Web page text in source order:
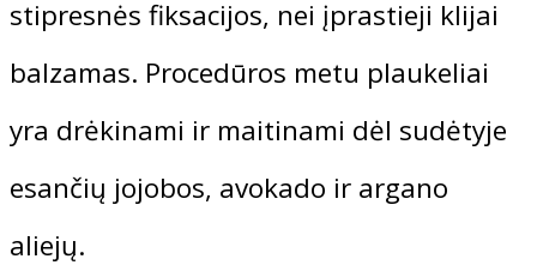
Blakstienų ir antakių laminavimo kursai
Blakstienų laminavimo kursai (10
Depiliacijos mokymai
ITALWAX VAŠKO IR CUKRAUS
41,50 €
stipresnės fiksacijos, nei įprastieji klijai
balzamas. Procedūros metu plaukeliai
yra drėkinami ir maitinami dėl sudėtyje
esančių jojobos, avokado ir argano
aliejų.